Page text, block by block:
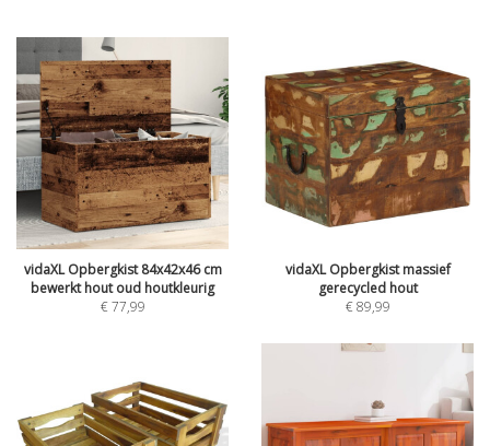
vidaXL Opbergkist 84x42x46 cm
bewerkt hout oud houtkleurig
€77,99
vidaXL Opbergkist massief
gerecycled hout
€89,99